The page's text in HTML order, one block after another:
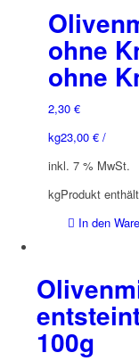
ohne
ohne
2,30 €
23,00 €/
kg
inkl. 7 % MwSt.
Produkt
kg
In den
100g